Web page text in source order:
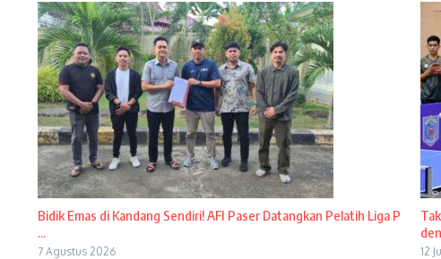
Bidik Emas di Kandang Sendiri! AFI Paser Datangkan Pelatih Liga P
...
7 Agustus 2026 12